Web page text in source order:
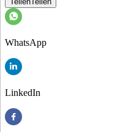
WhatsApp
LinkedIn